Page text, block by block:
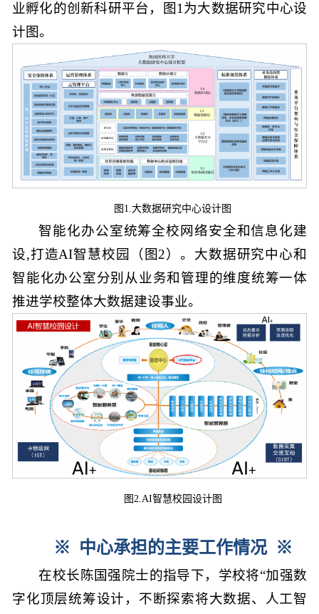
业孵化的创新科研平台，图1为大数据研究中心设
计图。
图1.大数据研究中心设计图
智能化办公室统筹全校网络安全和信息化建
设,打造AI智慧校园（图2）。大数据研究中心和
智能化办公室分别从业务和管理的维度统筹一体
推进学校整体大数据建设事业。
图2.AI智慧校园设计图
※ 中心承担的主要工作情况 ※
在校长陈国强院士的指导下，学校将“加强数
字化顶层统筹设计，不断探索将大数据、人工智